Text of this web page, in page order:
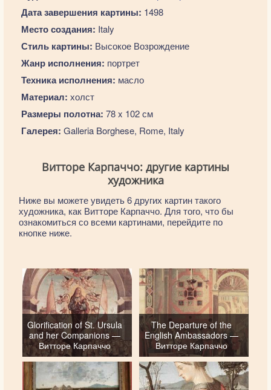
Дата завершения картины: 1498
Место создания: Italy
Стиль картины: Высокое Возрождение
Жанр исполнения: портрет
Техника исполнения: масло
Материал: холст
Размеры полотна: 78 x 102 см
Галерея: Galleria Borghese, Rome, Italy
Витторе Карпаччо: другие картины
художника
Ниже вы можете увидеть 6 других картин такого
художника, как Витторе Карпаччо. Для того, что бы
ознакомиться со всеми картинами, перейдите по
кнопке ниже.
Glorification of St. Ursula
and her Companions —
Витторе Карпаччо
The Departure of the
English Ambassadors —
Витторе Карпаччо